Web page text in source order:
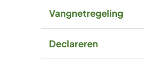
Vangnetregeling
Declareren